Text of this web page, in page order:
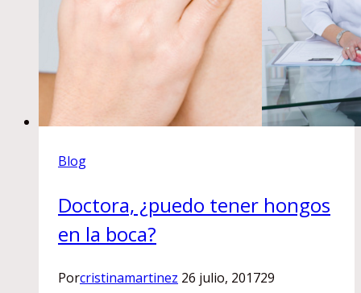
Blog
Doctora, ¿puedo tener hongos
en la boca?
Porcristinamartinez 26 julio, 201729